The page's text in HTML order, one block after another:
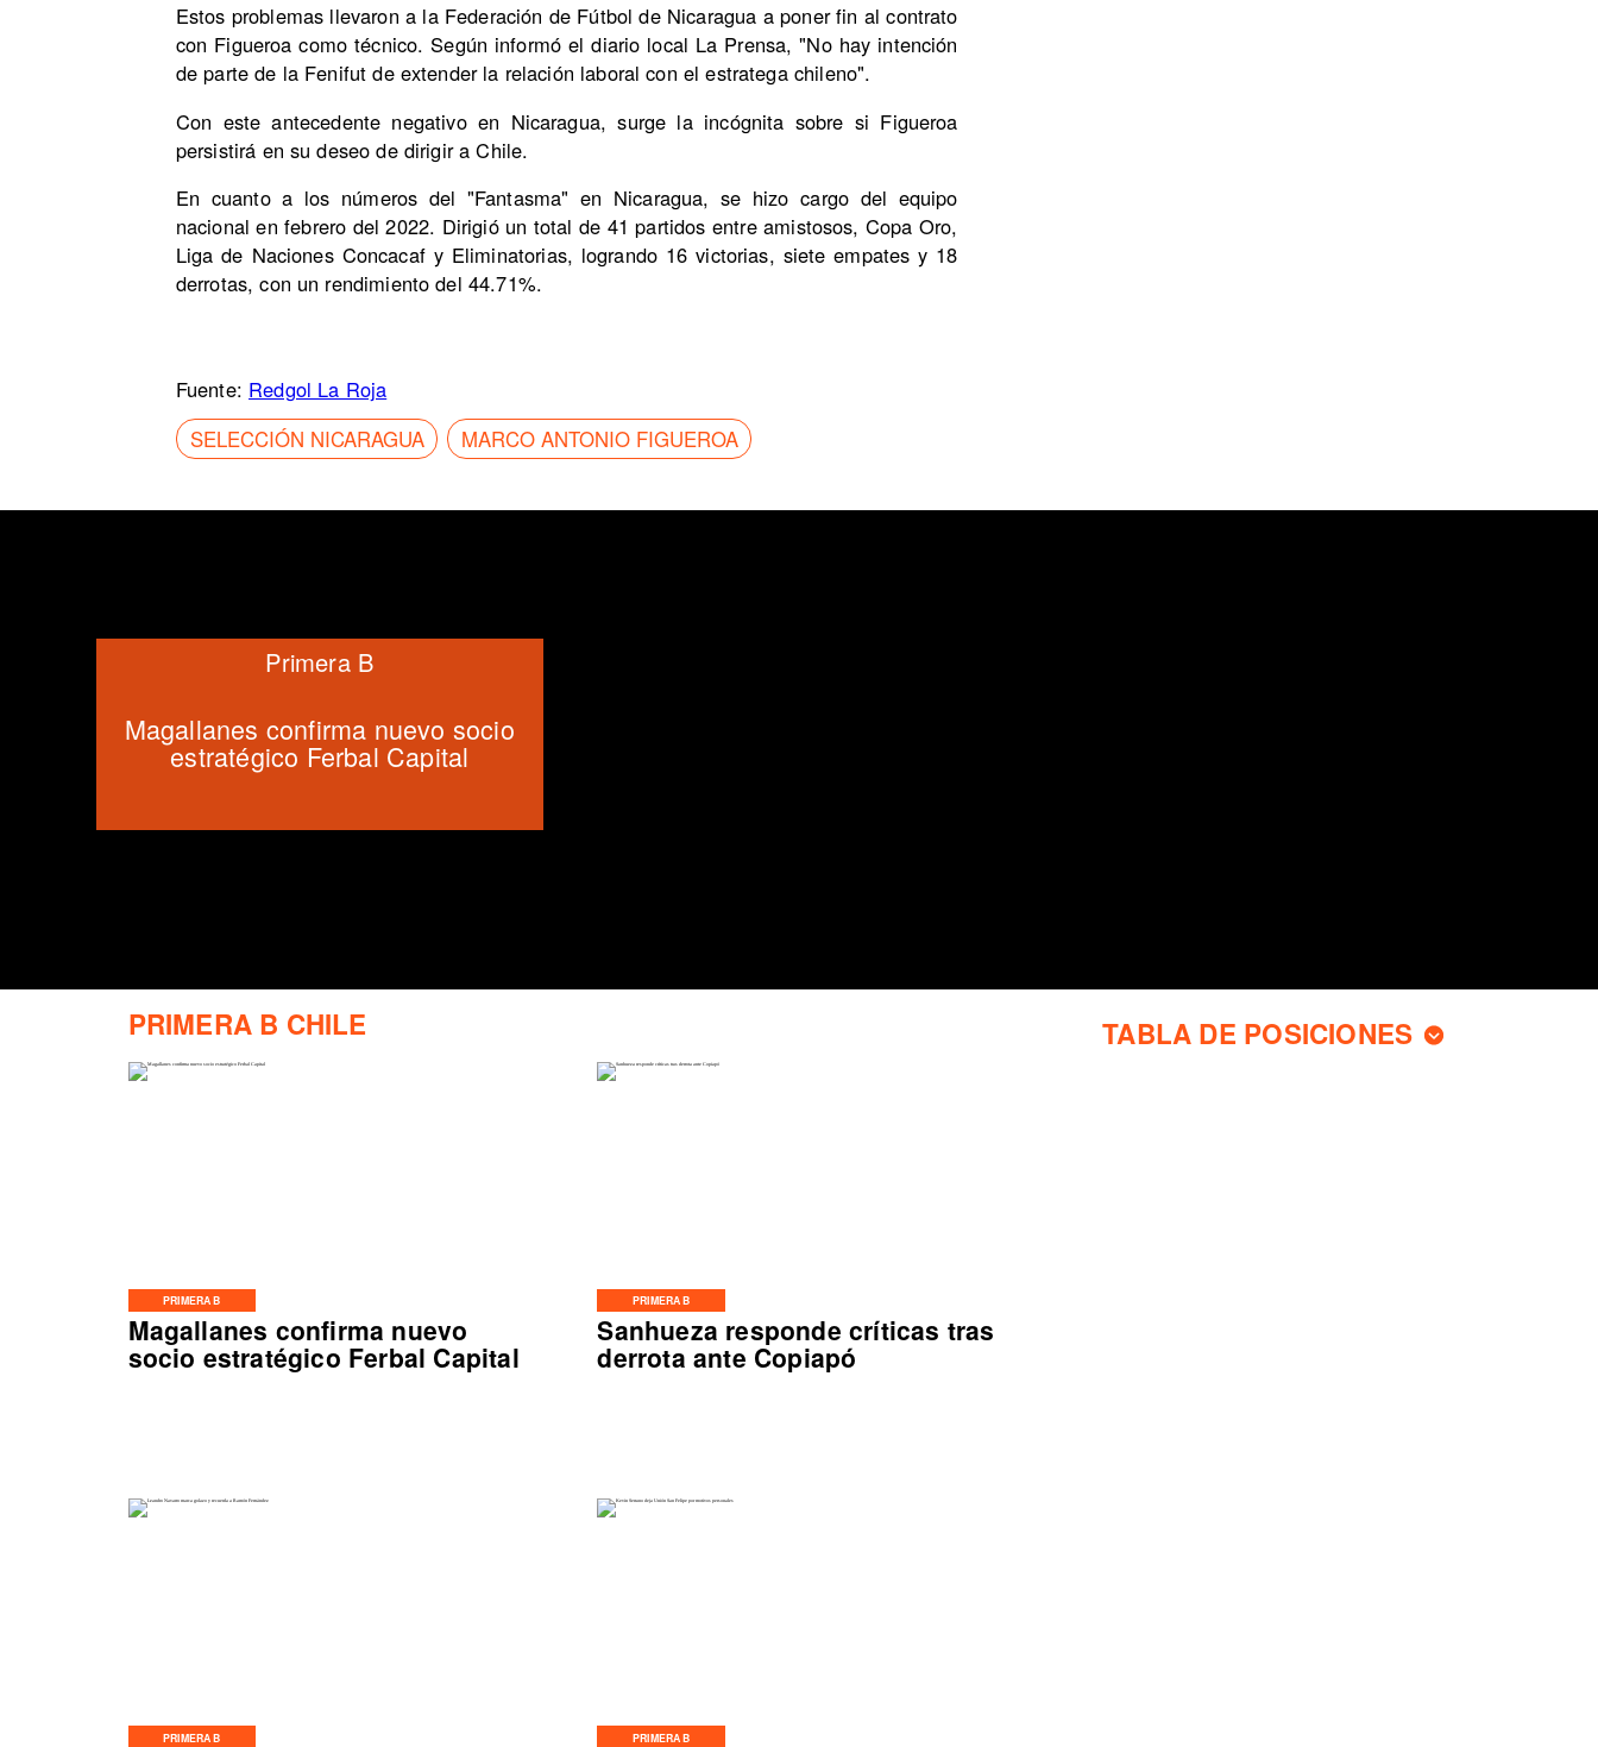
Estos problemas llevaron a la Federación de Fútbol de Nicaragua a poner fin al contrato
con Figueroa como técnico. Según informó el diario local La Prensa, "No hay intención
de parte de la Fenifut de extender la relación laboral con el estratega chileno".
Con este antecedente negativo en Nicaragua, surge la incógnita sobre si Figueroa
persistirá en su deseo de dirigir a Chile.
En cuanto a los números del "Fantasma" en Nicaragua, se hizo cargo del equipo
nacional en febrero del 2022. Dirigió un total de 41 partidos entre amistosos, Copa Oro,
Liga de Naciones Concacaf y Eliminatorias, logrando 16 victorias, siete empates y 18
derrotas, con un rendimiento del 44.71%.
Fuente: Redgol La Roja
SELECCIÓN NICARAGUA
MARCO ANTONIO FIGUEROA
PRIMERA B
Magallanes confirma nuevo
socio estratégico Ferbal Capital
PRIMERA B
Sanhueza responde críticas tras
derrota ante Copiapó
PRIMERA B PRIMERA B
Magallanes confirma nuevo socio
estratégico Ferbal Capital
Primera B
PRIMERA B CHILE TABLA DE POSICIONES